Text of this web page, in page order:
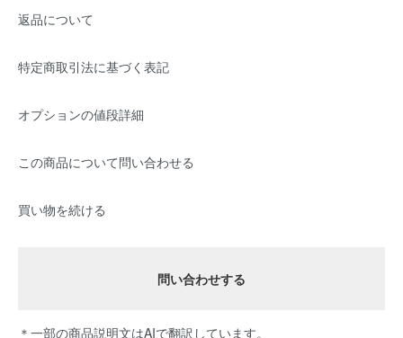
返品について
特定商取引法に基づく表記
オプションの値段詳細
この商品について問い合わせる
買い物を続ける
問い合わせする
＊一部の商品説明文はAIで翻訳しています。